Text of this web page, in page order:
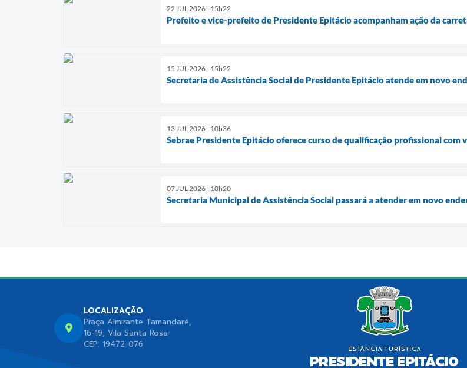
22 JUL 2026 - 15h22
Prefeito e vice-prefeito de Presidente Epitácio acompanham ação da
15 JUL 2026 - 15h22
Secretaria de Assistência Social de Presidente Epitácio atende em novo
13 JUL 2026 - 10h36
Sebrae Presidente Epitácio oferece curso de qualificação profissional com
07 JUL 2026 - 10h20
Secretaria Municipal de Assistência Social passará a atender em novo
LOCALIZAÇÃO
Praça Almirante Tamandaré,
16-19, Vila Santa Rosa
CEP: 19472-076